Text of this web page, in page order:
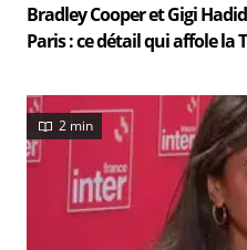
Bradley Cooper et Gigi
Paris : ce détail qui affole la
2 min